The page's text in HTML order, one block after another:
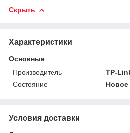
Скрыть
Характеристики
Основные
Производитель
TP-
Состояние
Новое
Условия доставки